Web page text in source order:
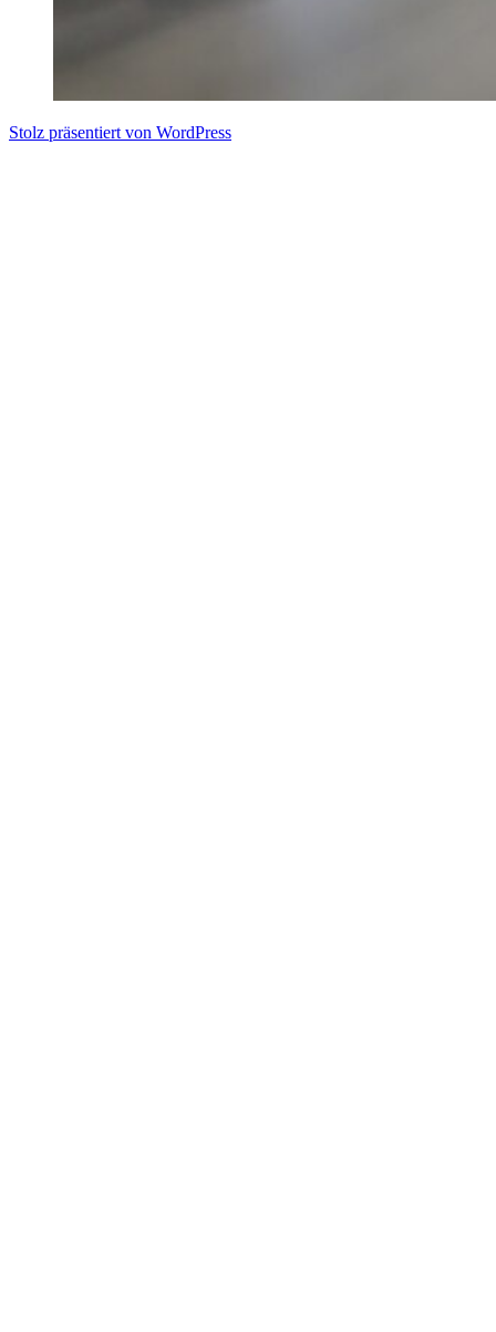
Stolz präsentiert von WordPress